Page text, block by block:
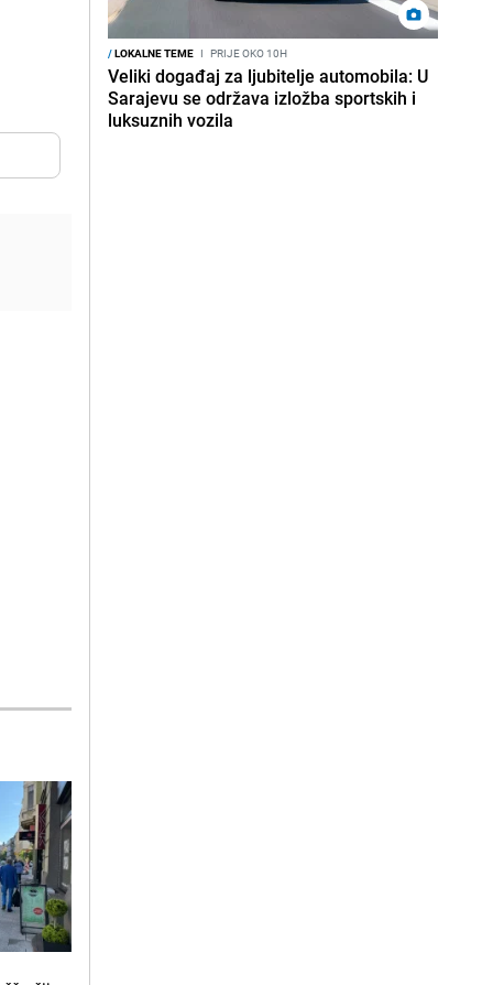
/LOKALNE TEME I PRIJE OKO 10H
Veliki događaj za ljubitelje automobila: U
Sarajevu se održava izložba sportskih i
luksuznih vozila